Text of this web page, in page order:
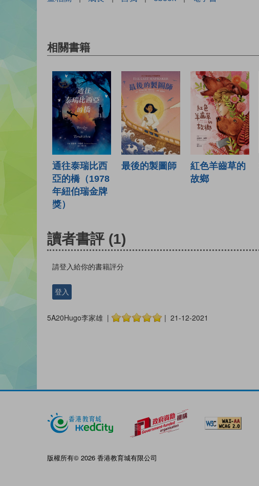
相關書籍
通往泰瑞比西
亞的橋（1978
年紐伯瑞金牌
獎）
最後的製圖師
紅色羊齒草的
故鄉
讀者書評 (1)
請登入給你的書籍評分
登入
5A20Hugo李家雄 | | 21-12-2021
版權所有© 2026 香港教育城有限公司